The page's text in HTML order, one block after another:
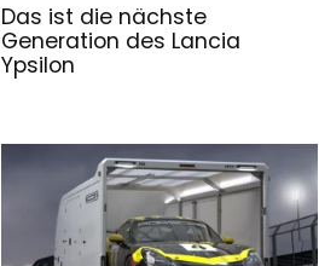
Das ist die nächste
Generation des Lancia
Ypsilon